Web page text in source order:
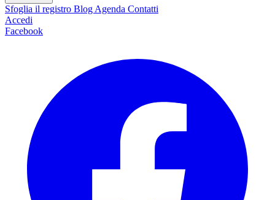
Sfoglia il registro Blog Agenda Contatti
Accedi
Facebook